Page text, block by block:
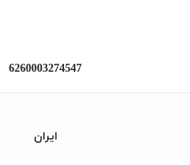
6260003274547
ایران